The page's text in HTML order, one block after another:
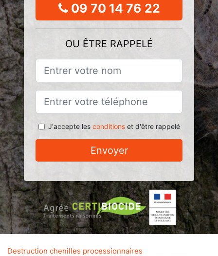
09 70 14 76 22
OU ÊTRE RAPPELÉ
J'accepte les conditionset d'être rappelé
Envoyer
Destruction chenilles processionnaires